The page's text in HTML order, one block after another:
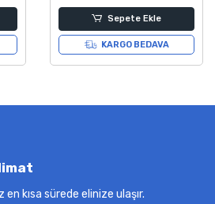
Sepete Ekle
KARGO BEDAVA
en kısa sürede elinize ulaşır.